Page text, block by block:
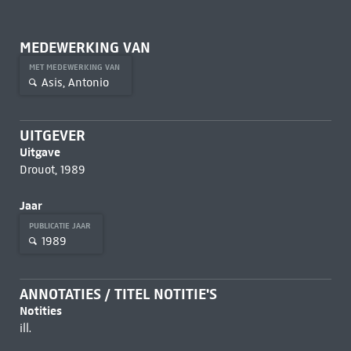
MEDEWERKING VAN
MET MEDEWERKING VAN
Asis, Antonio
UITGEVER
Uitgave
Drouot, 1989
Jaar
PUBLICATIE JAAR
1989
ANNOTATIES / TITEL NOTITIE'S
Notities
ill.